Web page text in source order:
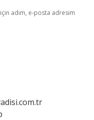
adım, e-posta adresim